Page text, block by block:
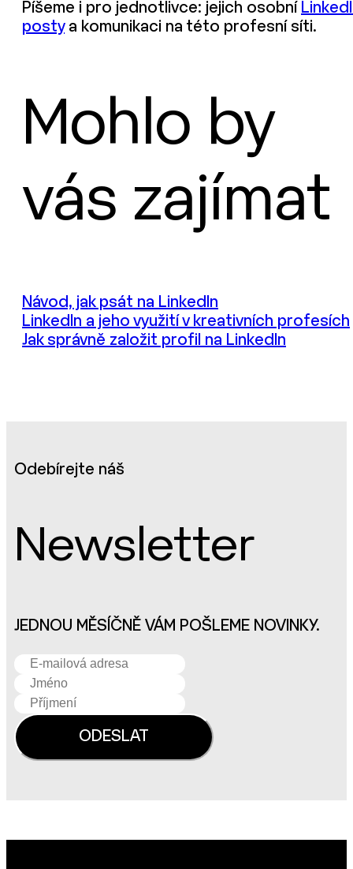
Píšeme i pro jednotlivce: jejich osobní
postya komunikaci na této profesní síti.
Mohlo by
vás zajímat
Návod, jak psát na LinkedIn
LinkedIn a jeho využití v kreativních profesích
Jak správně založit profil na LinkedIn
Odebírejte náš
Newsletter
JEDNOU MĚSÍČNĚ VÁM POŠLEME NOVINKY.